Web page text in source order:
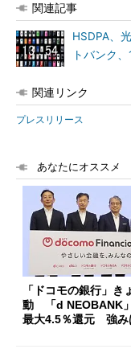
関連記事
HSDPA、
トバンク
関連リンク
プレスリリース
あなたにオススメ
「ドコモの銀行」き
動 「d NEOBANK」
最大4.5％還元 強み